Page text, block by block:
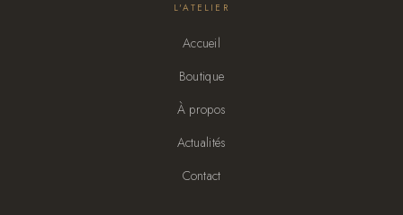
L'ATELIER
Accueil
Boutique
À propos
Actualités
Contact